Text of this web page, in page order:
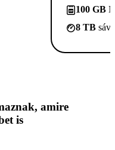
100 GB
8 TB
amire
is